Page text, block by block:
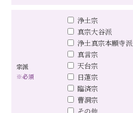
宗派
※必須
浄土宗
真宗大谷派
浄土真宗本願寺派
真言宗
天台宗
日蓮宗
臨済宗
曹洞宗